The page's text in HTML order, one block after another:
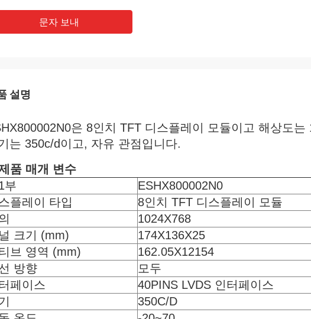
문자 보내
설명
은 8인치 TFT 디스플레이 모듈이고 해상도
는 350c/d이고, 자유 관점입니다.
품 매개 변수
부
ESHX800002N0
플레이 타입
8인치 TFT 디스플레이 모듈
1024X768
크기 (mm)
174X136X25
브 영역 (mm)
162.05X12154
방향
모두
페이스
40PINS LVDS 인터페이스
350C/D